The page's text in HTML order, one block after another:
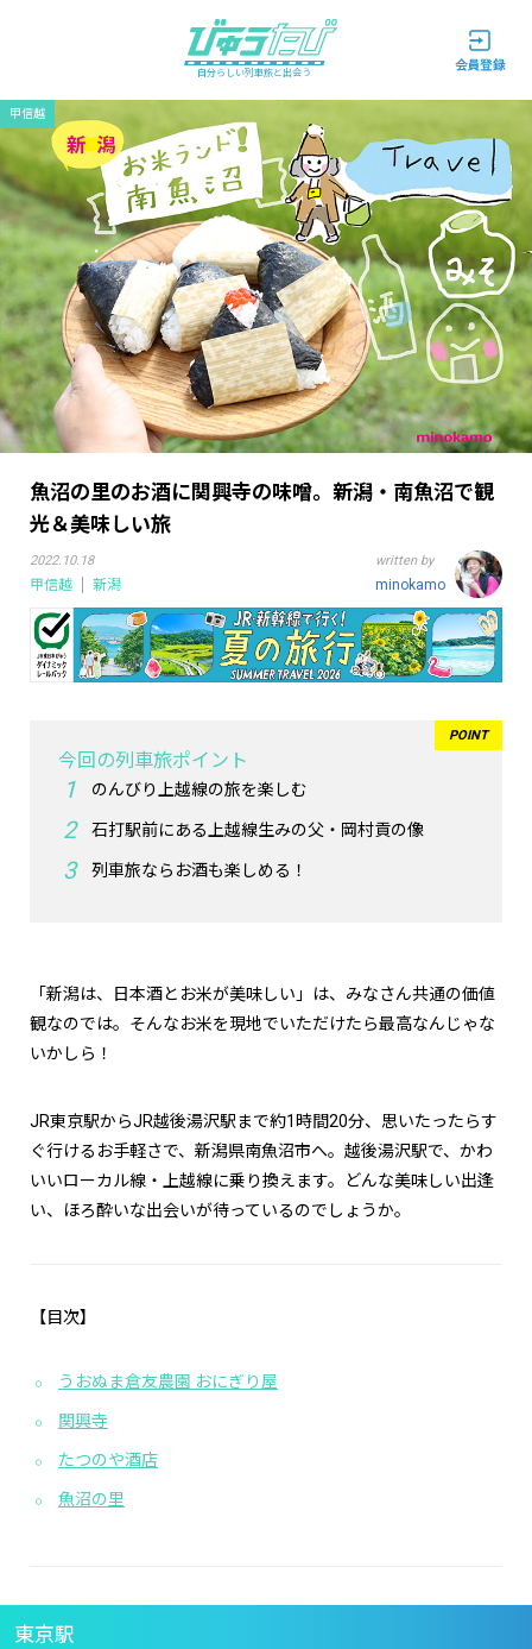
自分らしい列車旅と出会う
甲信越
魚沼の里のお酒に関興寺の味噌。新潟・南魚沼で観
光＆美味しい旅
2022.10.18
甲信越 新潟
written by
minokamo
今回の列車旅ポイント
のんびり上越線の旅を楽しむ
石打駅前にある上越線生みの父・岡村貢の像
列車旅ならお酒も楽しめる！
「新潟は、日本酒とお米が美味しい」は、みなさん共通の価値
観なのでは。そんなお米を現地でいただけたら最高なんじゃな
いかしら！
JR東京駅からJR越後湯沢駅まで約1時間20分、思いたったらす
ぐ行けるお手軽さで、新潟県南魚沼市へ。越後湯沢駅で、かわ
いいローカル線・上越線に乗り換えます。どんな美味しい出逢
い、ほろ酔いな出会いが待っているのでしょうか。
【目次】
うおぬま倉友農園 おにぎり屋
関興寺
たつのや酒店
魚沼の里
東京駅